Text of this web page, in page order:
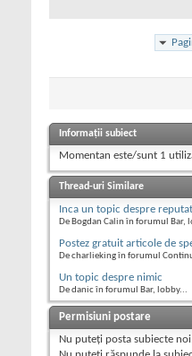
Informații subiect
Momentan este/sunt 1
Thread-uri Similare
Inca un topic despre
De Bogdan Calin în forumul Bar,
Postez gratuit articole de
De charlieking în forumul
Un topic despre nimic
De danic în forumul Bar, lobby...
Permisiuni postare
Nu puteţi posta subiecte